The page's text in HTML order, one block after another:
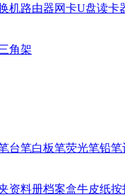
机路由器网卡U盘读卡
角架
台笔白板笔荧光笔铅笔
资料册档案盒牛皮纸按